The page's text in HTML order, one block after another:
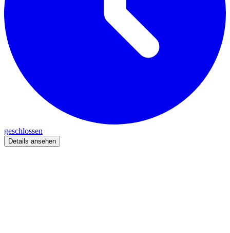
geschlossen
Details ansehen